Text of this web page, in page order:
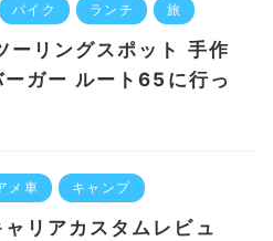
バイク ランチ 旅
ーリングスポット 手作
ーガー ルート65に行っ
メ車 キャンプ
ャリアカスタムレビュ